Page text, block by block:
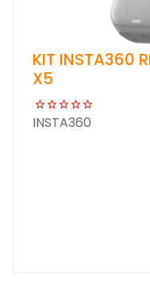
KIT INSTA360
X5
INSTA360